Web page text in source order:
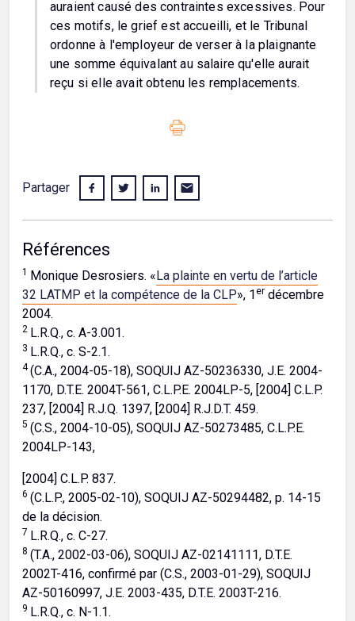
auraient causé des contraintes excessives. Pour
ces motifs, le grief est accueilli, et le Tribunal
ordonne à l'employeur de verser à la plaignante
une somme équivalant au salaire qu'elle aurait
reçu si elle avait obtenu les remplacements.
Partager
Références
1 Monique Desrosiers. « La plainte en vertu de l’article
32 LATMP et la compétence de la CLP», 1 er décembre
2004.
2 L.R.Q., c. A-3.001.
3 L.R.Q., c. S-2.1.
4(C.A., 2004-05-18), SOQUIJ AZ-50236330, J.E. 2004-
1170, D.T.E. 2004T-561, C.L.P.E. 2004LP-5, [2004] C.L.P.
237, [2004] R.J.Q. 1397, [2004] R.J.D.T. 459.
5 (C.S., 2004-10-05), SOQUIJ AZ-50273485, C.L.P.E.
2004LP-143,
[2004] C.L.P. 837.
6 (C.L.P., 2005-02-10), SOQUIJ AZ-50294482, p. 14-15
de la décision.
7 L.R.Q., c. C-27.
8 (T.A., 2002-03-06), SOQUIJ AZ-02141111, D.T.E.
2002T-416, confirmé par (C.S., 2003-01-29), SOQUIJ
AZ-50160997, J.E. 2003-435, D.T.E. 2003T-216.
9 L.R.Q., c. N-1.1.